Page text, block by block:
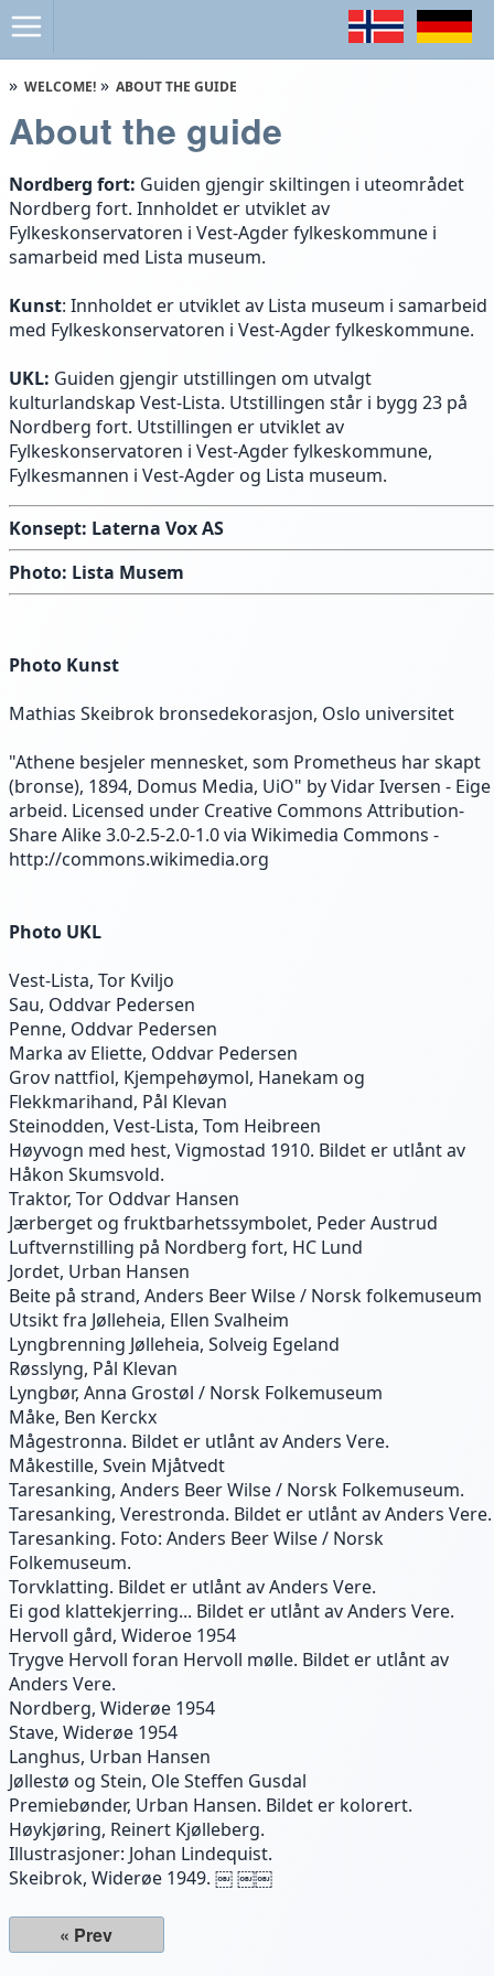
WELCOME! ABOUT THE GUIDE
About the guide
Nordberg fort: Guiden gjengir skiltingen i uteområdet
Nordberg fort. Innholdet er utviklet av
Fylkeskonservatoren i Vest-Agder fylkeskommune i
samarbeid med Lista museum.
Kunst: Innholdet er utviklet av Lista museum i samarbeid
med Fylkeskonservatoren i Vest-Agder fylkeskommune.
UKL: Guiden gjengir utstillingen om utvalgt
kulturlandskap Vest-Lista. Utstillingen står i bygg 23 på
Nordberg fort. Utstillingen er utviklet av
Fylkeskonservatoren i Vest-Agder fylkeskommune,
Fylkesmannen i Vest-Agder og Lista museum.
Konsept: Laterna Vox AS
Photo: Lista Musem
Photo Kunst
Mathias Skeibrok bronsedekorasjon, Oslo universitet
"Athene besjeler mennesket, som Prometheus har skapt
(bronse), 1894, Domus Media, UiO" by Vidar Iversen - Eige
arbeid. Licensed under Creative Commons Attribution-
Share Alike 3.0-2.5-2.0-1.0 via Wikimedia Commons -
http://commons.wikimedia.org
Photo UKL
Vest-Lista, Tor Kviljo
Sau, Oddvar Pedersen
Penne, Oddvar Pedersen
Marka av Eliette, Oddvar Pedersen
Grov nattfiol, Kjempehøymol, Hanekam og
Flekkmarihand, Pål Klevan
Steinodden, Vest-Lista, Tom Heibreen
Høyvogn med hest, Vigmostad 1910. Bildet er utlånt av
Håkon Skumsvold.
Traktor, Tor Oddvar Hansen
Jærberget og fruktbarhetssymbolet, Peder Austrud
Luftvernstilling på Nordberg fort, HC Lund
Jordet, Urban Hansen
Beite på strand, Anders Beer Wilse / Norsk folkemuseum
Utsikt fra Jølleheia, Ellen Svalheim
Lyngbrenning Jølleheia, Solveig Egeland
Røsslyng, Pål Klevan
Lyngbør, Anna Grostøl / Norsk Folkemuseum
Måke, Ben Kerckx
Mågestronna. Bildet er utlånt av Anders Vere.
Måkestille, Svein Mjåtvedt
Taresanking, Anders Beer Wilse / Norsk Folkemuseum.
Taresanking, Verestronda. Bildet er utlånt av Anders Vere.
Taresanking. Foto: Anders Beer Wilse / Norsk
Folkemuseum.
Torvklatting. Bildet er utlånt av Anders Vere.
Ei god klattekjerring... Bildet er utlånt av Anders Vere.
Hervoll gård, Wideroe 1954
Trygve Hervoll foran Hervoll mølle. Bildet er utlånt av
Anders Vere.
Nordberg, Widerøe 1954
Stave, Widerøe 1954
Langhus, Urban Hansen
Jøllestø og Stein, Ole Steffen Gusdal
Premiebønder, Urban Hansen. Bildet er kolorert.
Høykjøring, Reinert Kjølleberg.
Illustrasjoner: Johan Lindequist.
Skeibrok, Widerøe 1949. ￼ ￼￼
« Prev